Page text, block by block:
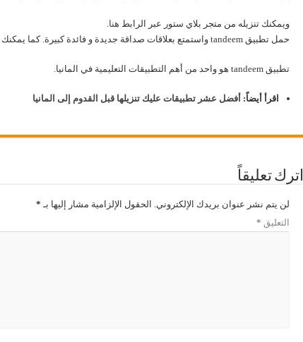
ويمكنك تنزيله من متجر بلاي ستور عبر الرابط هنا
حمل تطبيق tandeem واستمتع بعلاقات صداقة جديدة و فائدة كبيرة. كما يمكنك تعلم أكثر من لغة واحدة.
تطبيق tandeem هو واحد من أهم التطبيقات التعليمية في المانيا.
اقرأ أيضاً: أفضل عشر تطبيقات عليك تنزيلها قبل القدوم إلى المانيا
اترك تعليقاً
لن يتم نشر عنوان بريدك الإلكتروني. الحقول الإلزامية مشار إليها بـ *
التعليق *